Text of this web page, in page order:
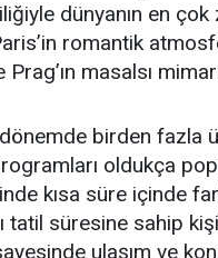
dünyanın en
romantik
masalsı
birden fazla
oldukça
kısa süre içinde
tatil süresine sahip
ulaşım ve